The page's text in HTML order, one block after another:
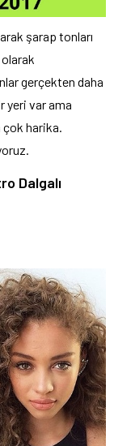
şarap tonları
gerçekten daha
yeri var ama
harika.
Dalgalı